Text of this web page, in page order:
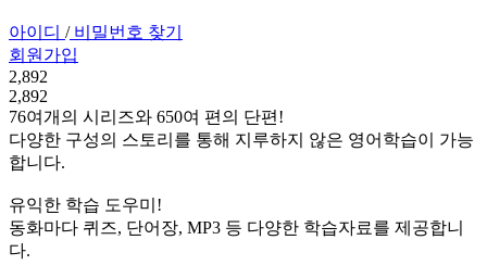
아이디 /비밀번호 찾기
회원가입
2,892
2,892
76여개의 시리즈와 650여 편의 단편!
다양한 구성의 스토리를 통해 지루하지 않은 영어학습이 가능
합니다.
유익한 학습 도우미!
동화마다 퀴즈, 단어장, MP3 등 다양한 학습자료를 제공합니
다.